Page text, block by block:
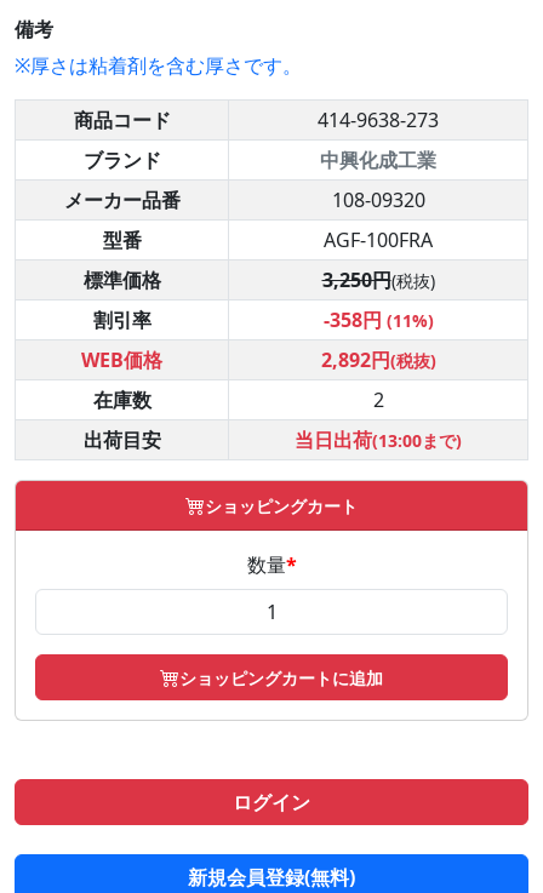
備考
※厚さは粘着剤を含む厚さです。
商品コード
414-9638-273
ブランド
中興化成工業
メーカー品番
108-09320
型番
AGF-100FRA
標準価格
3,250円(税抜)
割引率 -358円 (11%)
WEB価格 2,892円(税抜)
在庫数
2
出荷目安
当日出荷(13:00まで)
ショッピングカート
数量*
ショッピングカートに追加
ログイン
新規会員登録(無料)